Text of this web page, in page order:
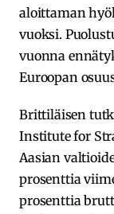
aloittaman
vuoksi.
vuonna
Euroopan
Brittiläisen
Institute for
Aasian
prosenttia
prosenttia